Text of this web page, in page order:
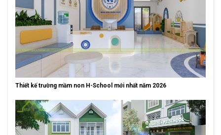
Thiết kế trường mầm non H-School mới nhất năm 2026